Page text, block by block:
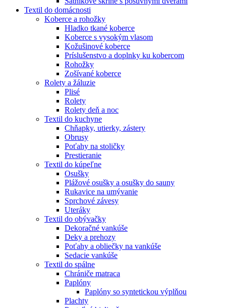
Textil do domácnosti
Koberce a rohožky
Hladko tkané koberce
Koberce s vysokým vlasom
Kožušinové koberce
Príslušenstvo a doplnky ku kobercom
Rohožky
Zošívané koberce
Rolety a žáluzie
Plisé
Rolety
Rolety deň a noc
Textil do kuchyne
Chňapky, utierky, zástery
Obrusy
Poťahy na stoličky
Prestieranie
Textil do kúpeľne
Osušky
Plážové osušky a osušky do sauny
Rukavice na umývanie
Sprchové závesy
Uteráky
Textil do obývačky
Dekoračné vankúše
Deky a prehozy
Poťahy a obliečky na vankúše
Sedacie vankúše
Textil do spálne
Chrániče matraca
Paplóny
Paplóny so syntetickou výplňou
Plachty